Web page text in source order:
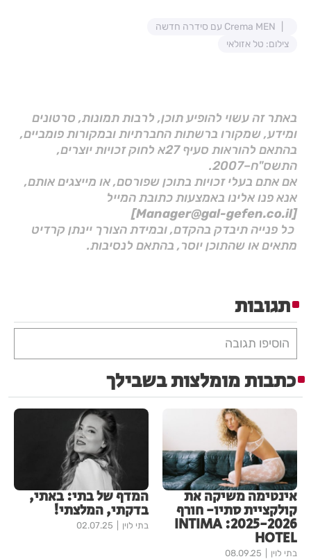
Crema MEN עם סידרה חדשה
צילום: טל אזולאי
באתר זה עשוי להופיע תוכן, לרבות תמונות, סרטונים
ומידע, שמקורו ברשתות החברתיות ובמקורות פומביים,
בהתאם להוראות סעיף 27א לחוק זכויות יוצרים,
התשס"ח–2007.
אם אתם בעלי זכויות בתוכן שפורסם, או מייצגים אותם,
אנא פנו אלינו באמצעות כתובת המייל
[Manager@gal-gefen.co.il]
כל פנייה תיבדק בהקדם, ובמידת הצורך יינתן קרדיט
מתאים או שהתוכן יוסר, בהתאם לנסיבות.
תגובות
הוסיפו תגובה
כתבות מומלצות בשבילך
אינטימה משיקה את
קולקציית סתיו- חורף
2025-2026: INTIMA
HOTEL
בתי לוין 08.09.25
המדף של בתי: באתי,
בדקתי, המלצתי!
בתי לוין 02.07.25